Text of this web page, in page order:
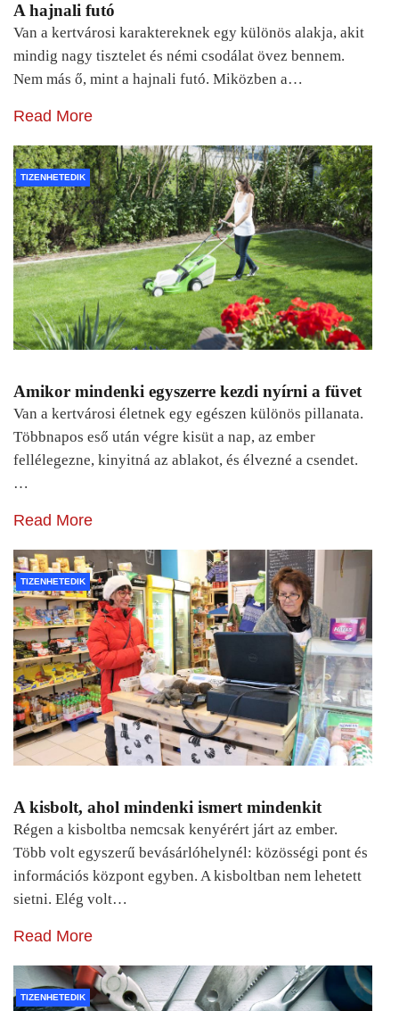
A hajnali futó
Van a kertvárosi karaktereknek egy különös alakja, akit
mindig nagy tisztelet és némi csodálat övez bennem.
Nem más ő, mint a hajnali futó. Miközben a…
Read More
TIZENHETEDIK
Amikor mindenki egyszerre kezdi nyírni a füvet
Van a kertvárosi életnek egy egészen különös pillanata.
Többnapos eső után végre kisüt a nap, az ember
fellélegezne, kinyitná az ablakot, és élvezné a csendet.
…
Read More
TIZENHETEDIK
A kisbolt, ahol mindenki ismert mindenkit
Régen a kisboltba nemcsak kenyérért járt az ember.
Több volt egyszerű bevásárlóhelynél: közösségi pont és
információs központ egyben. A kisboltban nem lehetett
sietni. Elég volt…
Read More
TIZENHETEDIK